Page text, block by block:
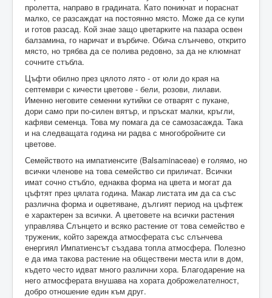
пролетта, направо в градината. Като поникнат и пораснат
малко, се разсаждат на постоянно място. Може да се купи
и готов разсад. Кой знае защо цветарките на пазара освен
балзамина, го наричат и върбиче. Обича слънчево, открито
място, но трябва да се полива редовно, за да не клюмнат
сочните стъбла.
Цъфти обилно през цялото лято - от юли до края на
септември с кичести цветове - бели, розови, лилави.
Именно неговите семенни кутийки се отварят с пукане,
дори само при по-силен вятър, и пръскат малки, кръгли,
кафяви семенца. Това му помага да се самозасажда. Така
и на следващата година ни радва с многобройните си
цветове.
Семейството на импатиенсите (Balsaminaceae) е голямо, но
всички членове на това семейство си приличат. Всички
имат сочно стъбло, еднаква форма на цвета и могат да
цъфтят през цялата година. Макар листата им да са със
различна форма и оцветяване, дългият период на цъфтеж
е характерен за всички. А цветовете на всички растения
управлява Слънцето и всяко растение от това семейство е
труженик, който зарежда атмосферата със слънчева
енергиял Импатиенсът създава топла атмосфера. Полезно
е да има такова растение на обществени места или в дом,
където често идват много различни хора. Благодарение на
него атмосферата внушава на хората доброжелателност,
добро отношение един към друг.